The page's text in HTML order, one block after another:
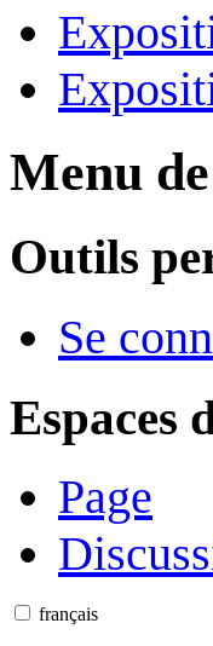
Menu
Outils
Se
Espaces
Page
français